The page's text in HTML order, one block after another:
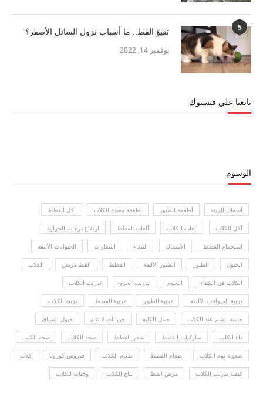
5 تقيؤ القط.. ما أسباب نزول السائل الأصفر؟
نوفمبر 14, 2022
تابعنا علي فيسبوك
الوسوم
أسماك الزينة أطعمة الطيور أطعمة مفيدة للكلاب أكل القطط
أكل الكلاب ألعاب الكلاب ألعاب للقطط ارتفاع درجات الحرارة
استحمام القطط الأسماك الببغاء الببغاوات الحيوانات الأليفة
الخيول الطيور الطيور الأليفة القطط القط مريض الكلاب
الكلاب في الشتاء اللحوم تدريب الجرو تدريب الكلاب
تربية الحيوانات الأليفة تربية الطيور تربية القطط تربية الكلاب
حاسة الشم عند الكلاب حمل الكلبة حيوانات لا تنام خيول السباق
داء الكلب سلوكيات القطط شعر القطط صحة الكلاب صحة الكلب
صعوبة نوم الكلاب طعام القطط طعام الكلاب فيروس كورونا كلاب
كيفية تدريب الكلاب مرض القط نباح الكلاب وجبات للكلاب